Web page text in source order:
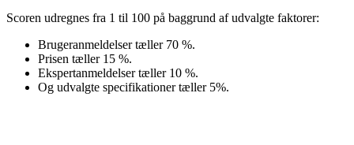
Scoren udregnes fra 1 til 100 på baggrund af udvalgte faktorer:
Brugeranmeldelser tæller 70 %.
Prisen tæller 15 %.
Ekspertanmeldelser tæller 10 %.
Og udvalgte specifikationer tæller 5%.